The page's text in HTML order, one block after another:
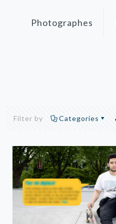
Photographes
Filter by Categories